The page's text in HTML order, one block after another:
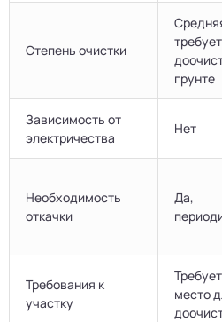
Степень очистки
грунте
Зависимость от
электричества
Нет
Необходимость
откачки
Да,
Требования к
участку
место